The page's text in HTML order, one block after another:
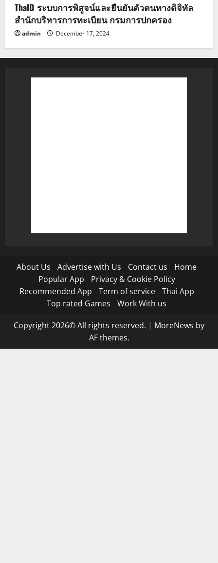
ThaID ระบบการพิสูจน์และยืนยันตัวตนทางดิจิทัล
สำนักบริหารการทะเบียน กรมการปกครอง
admin December 17, 2024
About Us Advertise with Us Contact us
Home
Popular App
Privacy & Cookie Policy
Recommended App
Term of service
Thai App
Top rated Games
Work With us
Copyright 2026© All rights reserved. | MoreNews by
AF themes.